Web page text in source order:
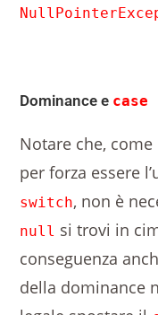
Dominance e
Notare che,
per forza essere
switch, non è
null si trovi in
conseguenza
della dominance